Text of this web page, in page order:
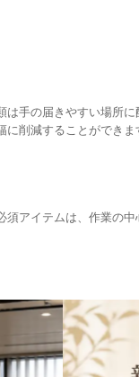
手の届きやすい場所
削減することができま
アイテムは、作業の